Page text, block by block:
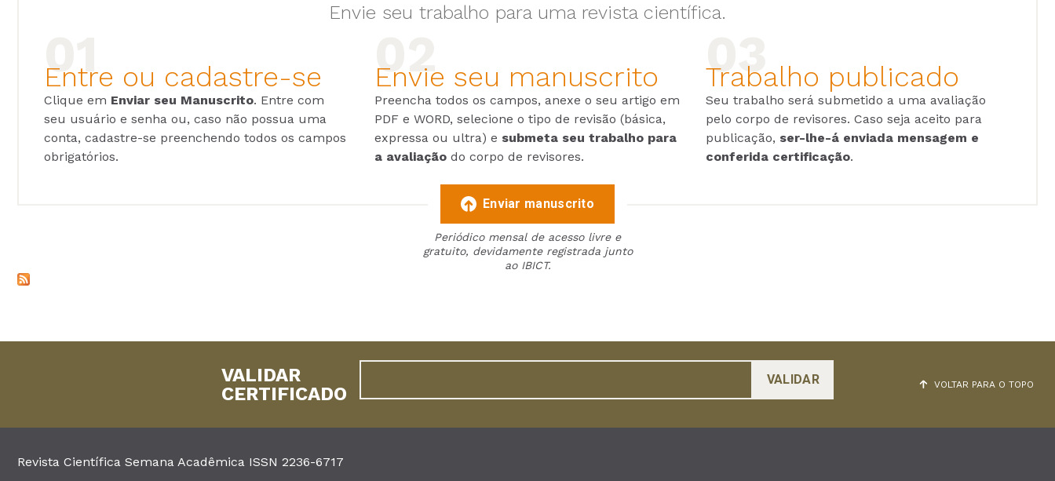
Envie seu trabalho para uma revista científica.
Entre ou cadastre-se
Clique em Enviar seu Manuscrito. Entre com
seu usuário e senha ou, caso não possua uma
conta, cadastre-se preenchendo todos os campos
obrigatórios.
Envie seu manuscrito
Preencha todos os campos, anexe o seu artigo em
PDF e WORD, selecione o tipo de revisão (básica,
expressa ou ultra) e submeta seu trabalho para
a avaliação do corpo de revisores.
Trabalho publicado
Seu trabalho será submetido a uma avaliação
pelo corpo de revisores. Caso seja aceito para
publicação, ser-lhe-á enviada mensagem e
conferida certificação.
Enviar manuscrito
Periódico mensal de acesso livre e
gratuito, devidamente registrada junto
ao IBICT.
VOLTAR PARA O TOPO
VALIDAR
CERTIFICADO
Revista Científica Semana Acadêmica ISSN 2236-6717